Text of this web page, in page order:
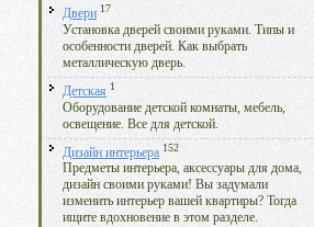
Двери 17
Установка дверей своими руками. Типы и
особенности дверей. Как выбрать
металлическую дверь.
Детская 1
Оборудование детской комнаты, мебель,
освещение. Все для детской.
Дизайн интерьера 152
Предметы интерьера, аксессуары для дома,
дизайн своими руками! Вы задумали
изменить интерьер вашей квартиры? Тогда
ищите вдохновение в этом разделе.